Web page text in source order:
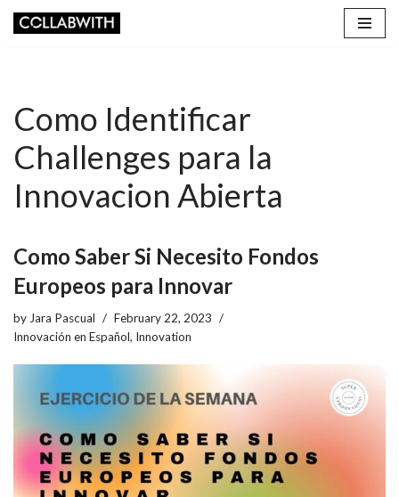
Como Identificar
Challenges para la
Innovacion Abierta
Como Saber Si Necesito Fondos
Europeos para Innovar
by Jara Pascual
February 22, 2023
Innovación en Español, Innovation